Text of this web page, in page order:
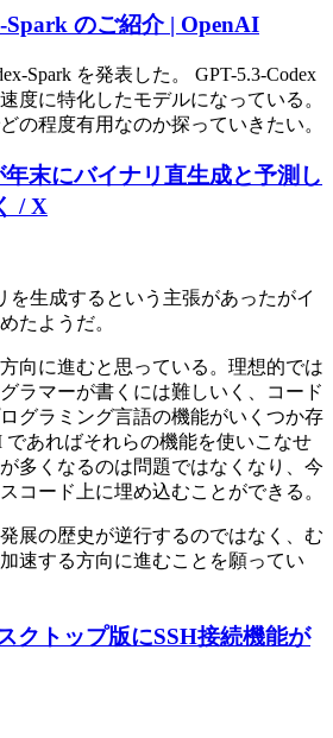
のご紹介 | OpenAI
Spark を発表した。 GPT-5.3-Codex
度に特化したモデルになっている。
の程度有用なのか探っていきたい。
末にバイナリ直生成と予測し
/ X
を生成するという主張があったがイ
たようだ。
向に進むと思っている。理想的では
ラマーが書くには難しいく、コード
グラミング言語の機能がいくつか存
あればそれらの機能を使いこなせ
多くなるのは問題ではなくなり、今
コード上に埋め込むことができる。
展の歴史が逆行するのではなく、む
速する方向に進むことを願ってい
クトップ版にSSH接続機能が